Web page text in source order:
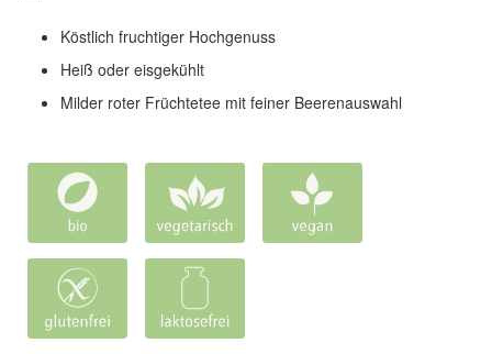
Köstlich fruchtiger Hochgenuss
Heiß oder eisgekühlt
Milder roter Früchtetee mit feiner Beerenauswahl